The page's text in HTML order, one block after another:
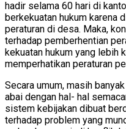
hadir selama 60 hari di
berkekuatan hukum karena
peraturan di desa. Maka,
terhadap pemberhentian
kekuatan hukum yang lebih
memperhatikan peraturan
Secara umum, masih
abai dengan hal- hal
sistem kebijakan dibuat
terhadap problem yang